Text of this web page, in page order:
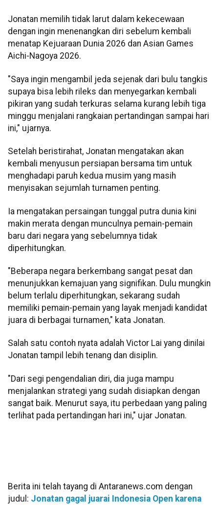
Jonatan memilih tidak larut dalam kekecewaan
dengan ingin menenangkan diri sebelum kembali
menatap Kejuaraan Dunia 2026 dan Asian Games
Aichi-Nagoya 2026.
"Saya ingin mengambil jeda sejenak dari bulu tangkis
supaya bisa lebih rileks dan menyegarkan kembali
pikiran yang sudah terkuras selama kurang lebih tiga
minggu menjalani rangkaian pertandingan sampai hari
ini," ujarnya.
Setelah beristirahat, Jonatan mengatakan akan
kembali menyusun persiapan bersama tim untuk
menghadapi paruh kedua musim yang masih
menyisakan sejumlah turnamen penting.
Ia mengatakan persaingan tunggal putra dunia kini
makin merata dengan munculnya pemain-pemain
baru dari negara yang sebelumnya tidak
diperhitungkan.
"Beberapa negara berkembang sangat pesat dan
menunjukkan kemajuan yang signifikan. Dulu mungkin
belum terlalu diperhitungkan, sekarang sudah
memiliki pemain-pemain yang layak menjadi kandidat
juara di berbagai turnamen," kata Jonatan.
Salah satu contoh nyata adalah Victor Lai yang dinilai
Jonatan tampil lebih tenang dan disiplin.
"Dari segi pengendalian diri, dia juga mampu
menjalankan strategi yang sudah disiapkan dengan
sangat baik. Menurut saya, itu perbedaan yang paling
terlihat pada pertandingan hari ini," ujar Jonatan.
Berita ini telah tayang di Antaranews.com dengan
judul: Jonatan gagal juarai Indonesia Open karena